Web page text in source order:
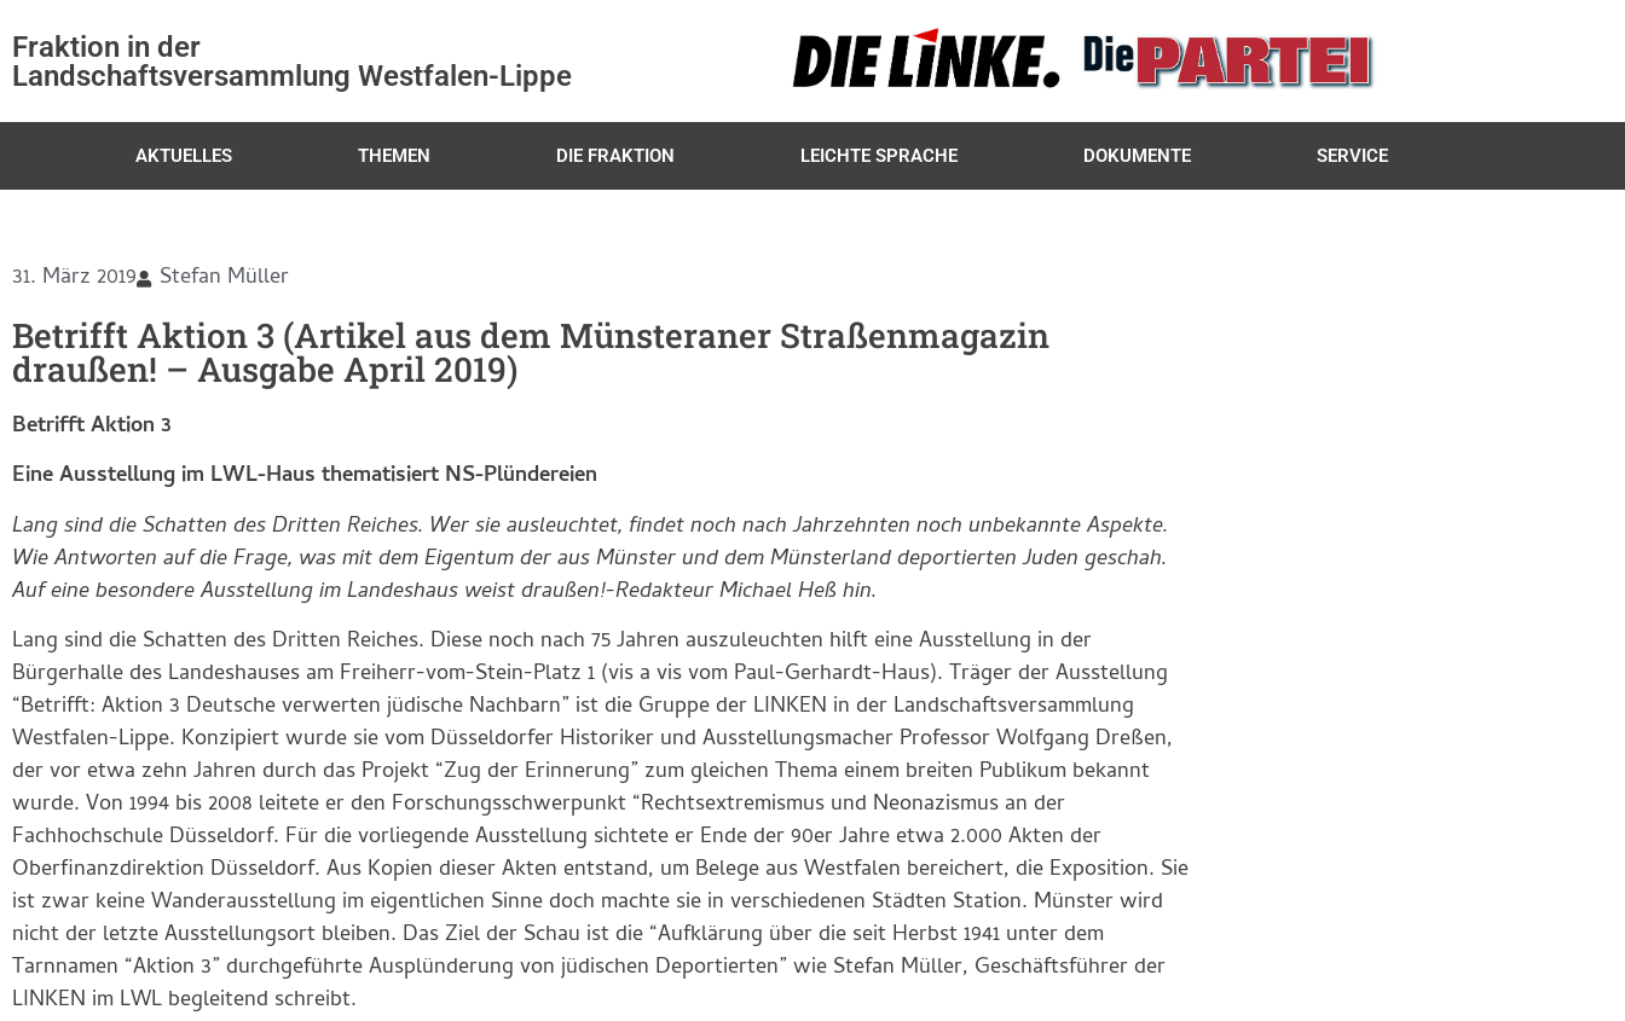
Fraktion in der
Landschaftsversammlung Westfalen-Lippe
AKTUELLES THEMEN DIE FRAKTION LEICHTE SPRACHE DOKUMENTE SERVICE
31. März 2019 Stefan Müller
Betrifft Aktion 3 (Artikel aus dem Münsteraner Straßenmagazin
draußen! – Ausgabe April 2019)
Betrifft Aktion 3
Eine Ausstellung im LWL-Haus thematisiert NS-Plündereien
Lang sind die Schatten des Dritten Reiches. Wer sie ausleuchtet, findet noch nach Jahrzehnten noch unbekannte Aspekte.
Wie Antworten auf die Frage, was mit dem Eigentum der aus Münster und dem Münsterland deportierten Juden geschah.
Auf eine besondere Ausstellung im Landeshaus weist draußen!-Redakteur Michael Heß hin.
Lang sind die Schatten des Dritten Reiches. Diese noch nach 75 Jahren auszuleuchten hilft eine Ausstellung in der
Bürgerhalle des Landeshauses am Freiherr-vom-Stein-Platz 1 (vis a vis vom Paul-Gerhardt-Haus). Träger der Ausstellung
“Betrifft: Aktion 3 Deutsche verwerten jüdische Nachbarn” ist die Gruppe der LINKEN in der Landschaftsversammlung
Westfalen-Lippe. Konzipiert wurde sie vom Düsseldorfer Historiker und Ausstellungsmacher Professor Wolfgang Dreßen,
der vor etwa zehn Jahren durch das Projekt “Zug der Erinnerung” zum gleichen Thema einem breiten Publikum bekannt
wurde. Von 1994 bis 2008 leitete er den Forschungsschwerpunkt “Rechtsextremismus und Neonazismus an der
Fachhochschule Düsseldorf. Für die vorliegende Ausstellung sichtete er Ende der 90er Jahre etwa 2.000 Akten der
Oberfinanzdirektion Düsseldorf. Aus Kopien dieser Akten entstand, um Belege aus Westfalen bereichert, die Exposition. Sie
ist zwar keine Wanderausstellung im eigentlichen Sinne doch machte sie in verschiedenen Städten Station. Münster wird
nicht der letzte Ausstellungsort bleiben. Das Ziel der Schau ist die “Aufklärung über die seit Herbst 1941 unter dem
Tarnnamen “Aktion 3” durchgeführte Ausplünderung von jüdischen Deportierten” wie Stefan Müller, Geschäftsführer der
LINKEN im LWL begleitend schreibt.